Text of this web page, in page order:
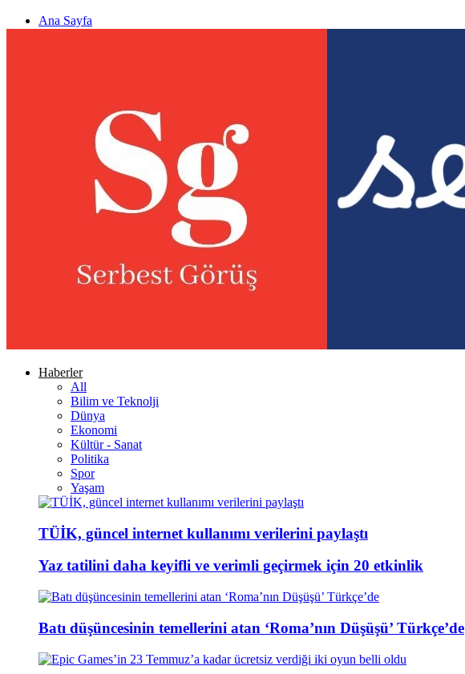
Ana Sayfa
Haberler
All
Bilim ve Teknolji
Dünya
Ekonomi
Kültür - Sanat
Politika
Spor
Yaşam
TÜİK, güncel internet kullanımı verilerini paylaştı
Yaz tatilini daha keyifli ve verimli geçirmek için 20 etkinlik
Batı düşüncesinin temellerini atan ‘Roma’nın Düşüşü’ Türkçe’de